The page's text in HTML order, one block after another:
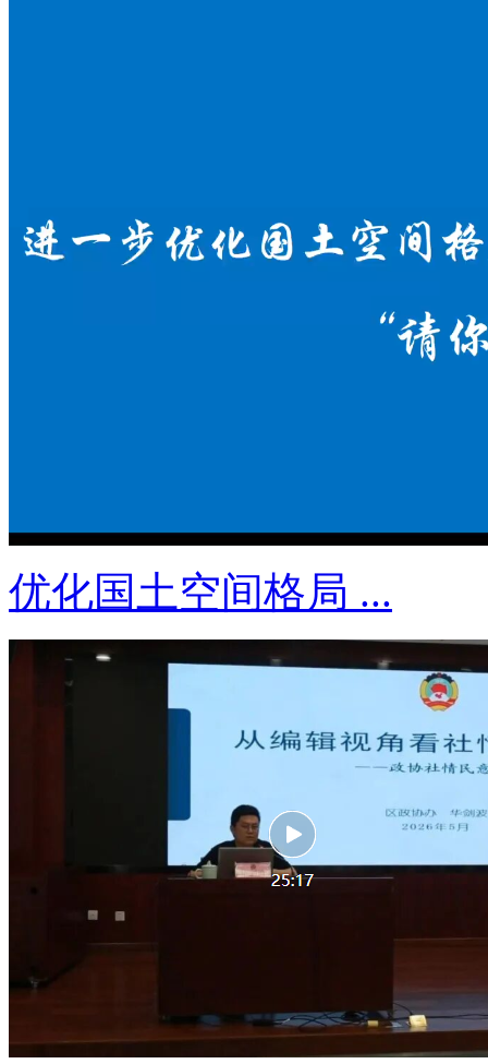
优化国土空间格局 ...